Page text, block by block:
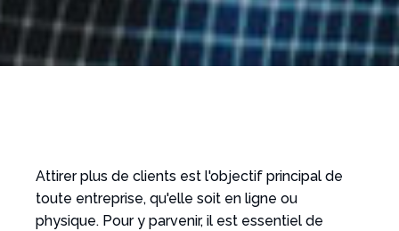
Attirer plus de clients est l'objectif principal de
toute entreprise, qu'elle soit en ligne ou
physique. Pour y parvenir, il est essentiel de